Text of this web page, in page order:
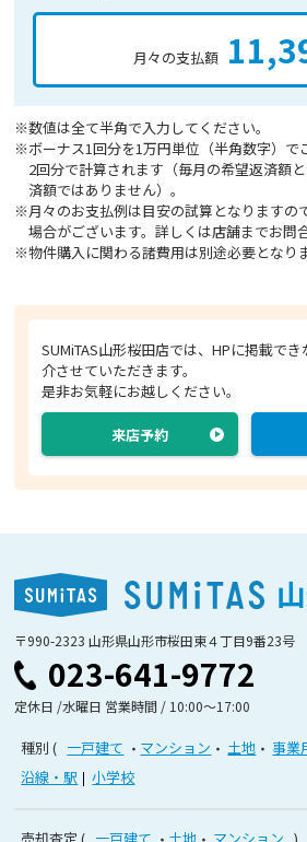
月々の支払額
※数値は全て半角で入力してください。
※ボーナス1回分を1万円単位（半角数字）で
2回分で計算されます（毎月の希望返済額
済額ではありません）。
※月々のお支払例は目安の試算となりますの
場合がございます。詳しくは店舗までお問
※物件購入に関わる諸費用は別途必要となりま
SUMiTAS山形桜田店では、HPに掲載で
介させていただきます。
是非お気軽にお越しください。
来店予約
〒990-2323 山形県山形市桜田東４丁目9番23号
023-641-9772
定休日 /水曜日 営業時間 / 10:00〜17:00
種別 一戸建て マンション 土地 事業
沿線・駅
小学校
売却査定 一戸建て 土地 マンション